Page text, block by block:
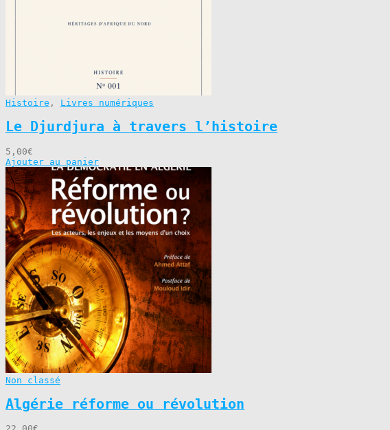
Histoire , Livres numériques
Le Djurdjura à travers l’histoire
5,00€
Ajouter au panier
Non classé
Algérie réforme ou révolution